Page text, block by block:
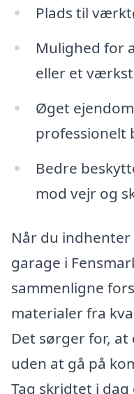
Plads til
Mulighed for
eller et
Øget
professionelt
Bedre
mod vejr og
Når du
garage i
sammenligne
materialer fra
Det sørger for,
uden at gå på
Tag skridtet i